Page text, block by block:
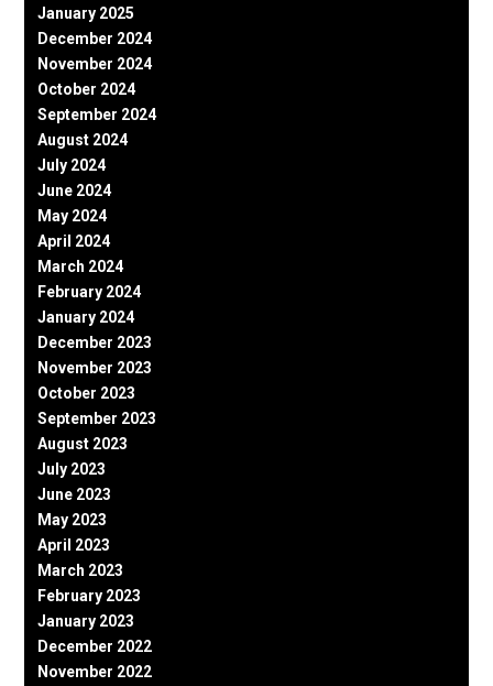
January 2025
December 2024
November 2024
October 2024
September 2024
August 2024
July 2024
June 2024
May 2024
April 2024
March 2024
February 2024
January 2024
December 2023
November 2023
October 2023
September 2023
August 2023
July 2023
June 2023
May 2023
April 2023
March 2023
February 2023
January 2023
December 2022
November 2022